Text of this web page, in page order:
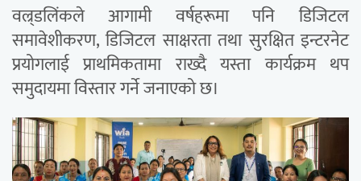
वल्र्डलिंकले आगामी वर्षहरूमा पनि डिजिटल
समावेशीकरण, डिजिटल साक्षरता तथा सुरक्षित इन्टरनेट
प्रयोगलाई प्राथमिकतामा राख्दै यस्ता कार्यक्रम थप
समुदायमा विस्तार गर्ने जनाएको छ।